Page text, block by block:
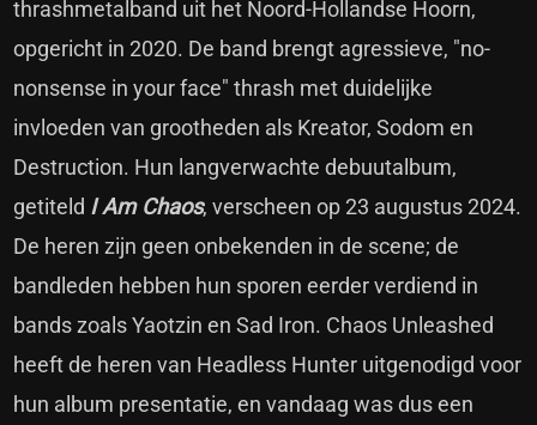
thrashmetalband uit het Noord-Hollandse Hoorn,
opgericht in 2020. De band brengt agressieve, "no-
nonsense in your face" thrash met duidelijke
invloeden van grootheden als Kreator, Sodom en
Destruction. Hun langverwachte debuutalbum,
getiteld I Am Chaos, verscheen op 23 augustus 2024.
De heren zijn geen onbekenden in de scene; de
bandleden hebben hun sporen eerder verdiend in
bands zoals Yaotzin en Sad Iron. Chaos Unleashed
heeft de heren van Headless Hunter uitgenodigd voor
hun album presentatie, en vandaag was dus een